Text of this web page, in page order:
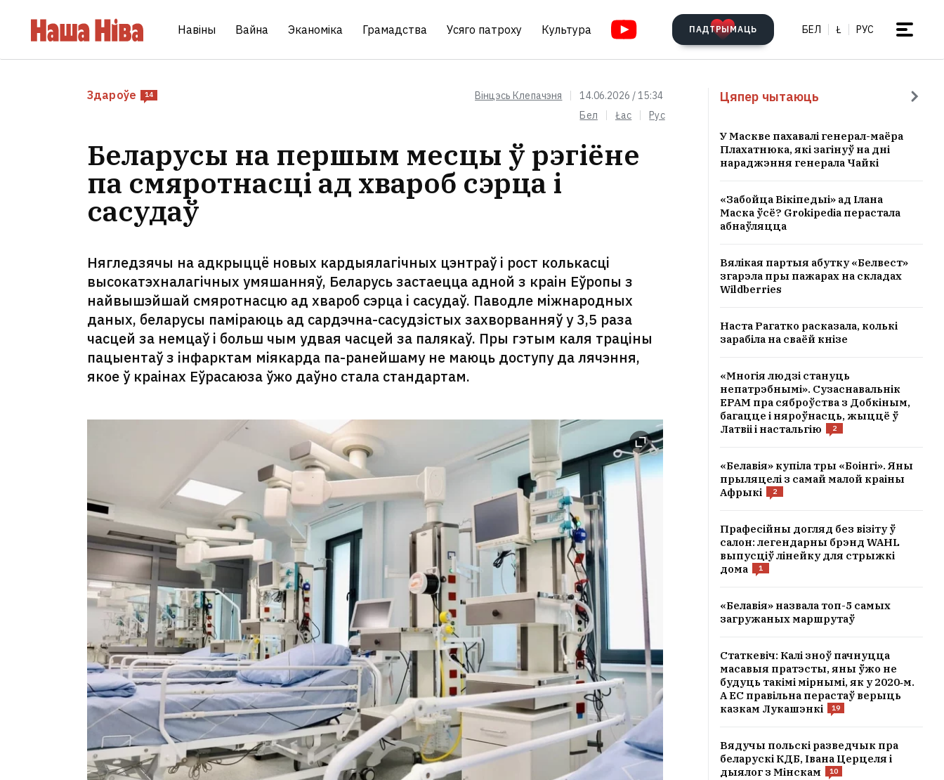
Навіны Вайна Эканоміка Грамадства Усяго патроху Культура ПАДТРЫМАЦЬ БЕЛ Ł РУС
Здароўе 14 Вінцэсь Клепачэня
14.06.2026 / 15:34
Бел
Łac Рус
Беларусы на першым месцы ў рэгіёне
па смяротнасці ад хвароб сэрца і
сасудаў
Нягледзячы на адкрыццё новых кардыялагічных цэнтраў і рост колькасці
высокатэхналагічных умяшанняў, Беларусь застаецца адной з краін Еўропы з
найвышэйшай смяротнасцю ад хвароб сэрца і сасудаў. Паводле міжнародных
даных, беларусы паміраюць ад сардэчна-сасудзістых захворванняў у 3,5 раза
часцей за немцаў і больш чым удвая часцей за палякаў. Пры гэтым каля траціны
пацыентаў з інфарктам міякарда па-ранейшаму не маюць доступу да лячэння,
якое ў краінах Еўрасаюза ўжо даўно стала стандартам.
Цяпер чытаюць
У Маскве пахавалі генерал-маёра
Плахатнюка, які загінуў на дні
нараджэння генерала Чайкі
«Забойца Вікіпедыі» ад Ілана
Маска ўсё? Grokipedia перастала
абнаўляцца
Вялікая партыя абутку «Белвест»
згарэла пры пажарах на складах
Wildberries
Наста Рагатко расказала, колькі
зарабіла на сваёй кнізе
«Многія людзі стануць
непатрэбнымі». Сузаснавальнік
EPAM пра сяброўства з Добкіным,
багацце і няроўнасць, жыццё ў
Латвіі і настальгію
2
«Белавія» купіла тры «Боінгі». Яны
прыляцелі з самай малой краіны
Афрыкі
2
Прафесійны догляд без візіту ў
салон: легендарны брэнд WAHL
выпусціў лінейку для стрыжкі
дома
1
«Белавія» назвала топ-5 самых
загружаных маршрутаў
Статкевіч: Калі зноў пачнуцца
масавыя пратэсты, яны ўжо не
будуць такімі мірнымі, як у 2020‑м.
А ЕС правільна перастаў верыць
казкам Лукашэнкі
19
Вядучы польскі разведчык пра
беларускі КДБ, Івана Церцеля і
дыялог з Мінскам
10